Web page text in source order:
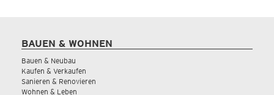
BAUEN & WOHNEN
Bauen & Neubau
Kaufen & Verkaufen
Sanieren & Renovieren
Wohnen & Leben